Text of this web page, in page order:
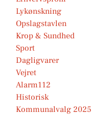
Lykønskning
Opslagstavlen
Krop & Sundhed
Sport
Dagligvarer
Vejret
Alarm112
Historisk
Kommunalvalg 2025